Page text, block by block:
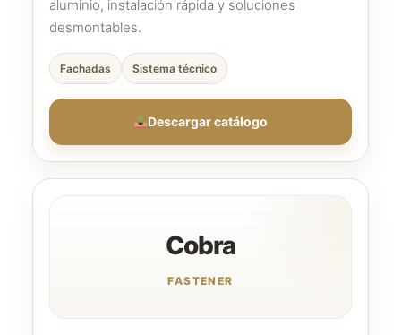
aluminio, instalación rápida y soluciones
desmontables.
Fachadas Sistema técnico
Descargar catálogo
Cobra
FASTENER